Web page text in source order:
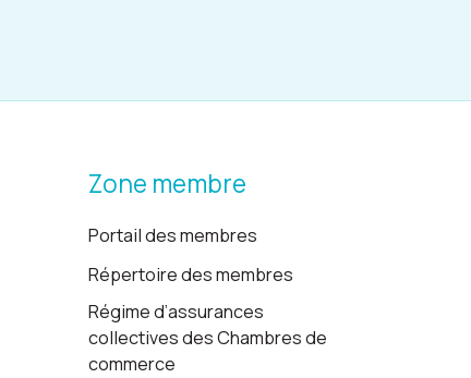
Zone membre
Portail des membres
Répertoire des membres
Régime d’assurances
collectives des Chambres de
commerce